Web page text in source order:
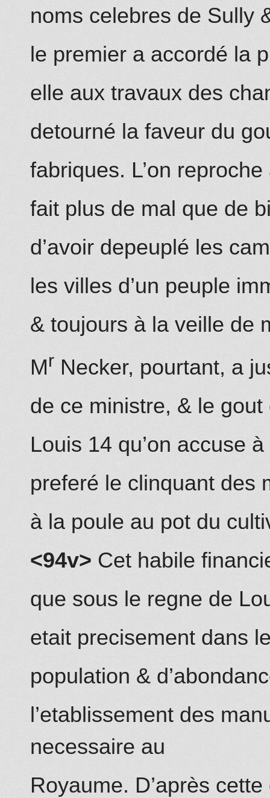
noms celebres de Sully
le premier a accordé la
elle aux travaux des
detourné la faveur du
fabriques. L’on
fait plus de mal que de
d’avoir depeuplé les
les villes d’un peuple
& toujours à la veille de
Mr Necker, pourtant, a
de ce ministre, & le
Louis 14 qu’on accuse à
preferé le clinquant des
à la poule au pot du
<94v> Cet habile
que sous le regne de
etait precisement dans
population &
l’etablissement des
necessaire au
Royaume. D’après